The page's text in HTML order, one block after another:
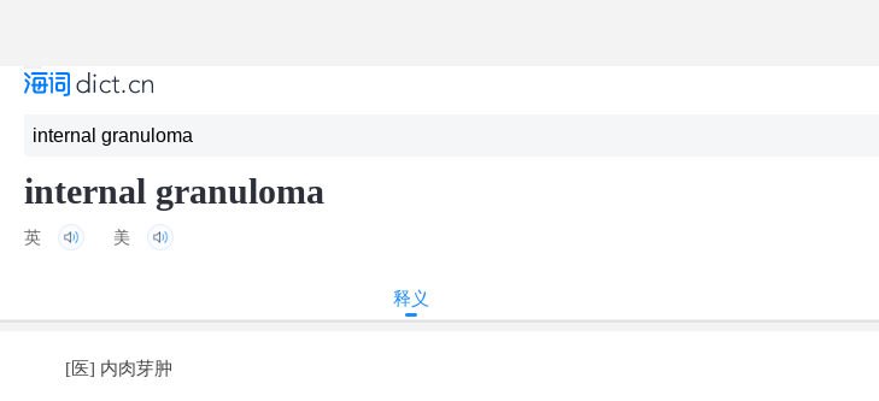
internal granuloma
英 美
释义
[医] 内肉芽肿